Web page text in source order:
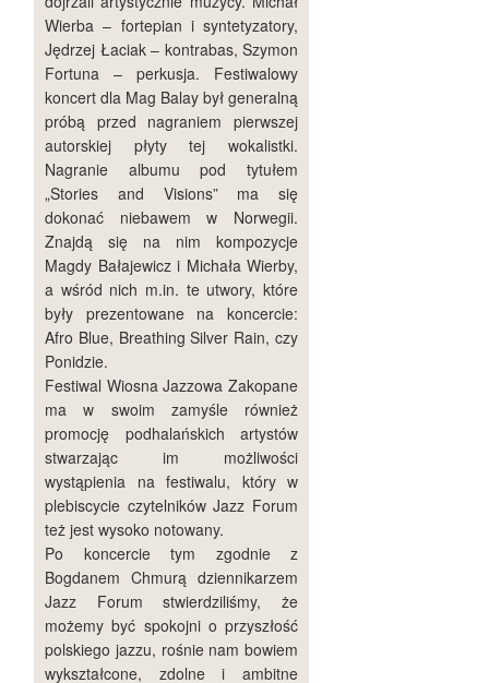
Wierba – fortepian i syntetyzatory,
Jędrzej Łaciak – kontrabas, Szymon
Fortuna – perkusja. Festiwalowy
koncert dla Mag Balay był generalną
próbą przed nagraniem pierwszej
autorskiej płyty tej wokalistki.
Nagranie albumu pod tytułem
„Stories and Visions” ma się
dokonać niebawem w Norwegii.
Znajdą się na nim kompozycje
Magdy Bałajewicz i Michała Wierby,
a wśród nich m.in. te utwory, które
były prezentowane na koncercie:
Afro Blue, Breathing Silver Rain, czy
Ponidzie.
Festiwal Wiosna Jazzowa Zakopane
ma w swoim zamyśle również
promocję podhalańskich artystów
stwarzając im możliwości
wystąpienia na festiwalu, który w
plebiscycie czytelników Jazz Forum
też jest wysoko notowany.
Po koncercie tym zgodnie z
Bogdanem Chmurą dziennikarzem
Jazz Forum stwierdziliśmy, że
możemy być spokojni o przyszłość
polskiego jazzu, rośnie nam bowiem
wykształcone, zdolne i ambitne